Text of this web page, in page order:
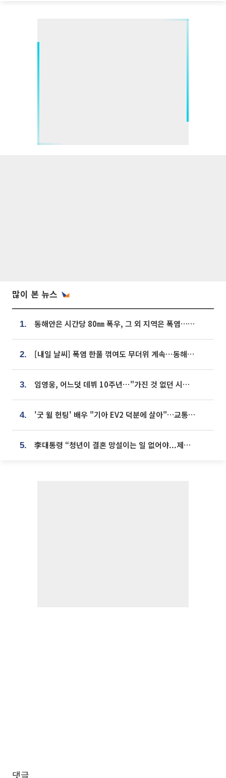
많이 본 뉴스
1. 동해안은 시간당 80㎜ 폭우, 그 외 지역은 폭염…‘극과 극 날씨’
2. [내일 날씨] 폭염 한풀 꺾여도 무더위 계속⋯동해안 이틀 연속 비
3. 임영웅, 어느덧 데뷔 10주년⋯"가진 것 없던 시절, 내 앞엔 20명의 팬뿐"
4. '굿 윌 헌팅' 배우 "기아 EV2 덕분에 살아"…교통사고 후 안전성 극찬
5. 李대통령 “청년이 결혼 망설이는 일 없어야...제도상 불이익 조사”
댓글